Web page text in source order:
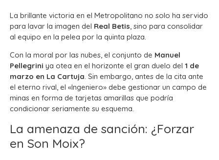
La brillante victoria en el Metropolitano no solo ha servido
para lavar la imagen del Real Betis, sino para consolidar
al equipo en la pelea por la quinta plaza.
Con la moral por las nubes, el conjunto de Manuel
Pellegrini ya otea en el horizonte el gran duelo del 1 de
marzo en La Cartuja. Sin embargo, antes de la cita ante
el eterno rival, el «Ingeniero» debe gestionar un campo de
minas en forma de tarjetas amarillas que podría
condicionar seriamente su esquema.
La amenaza de sanción: ¿Forzar
en Son Moix?